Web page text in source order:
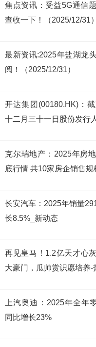
焦点资讯：受益5G通信
查收一下！（2025/12/31）
最新资讯:2025年盐湖龙
阅！（2025/12/31）
开达集团(00180.HK)：
十二月三十一日股份发行
克尔瑞地产：2025年房
底行情 共10家房企销售规
长安汽车：2025年销量
长8.5%_新动态
再见皇马！1.2亿天才心
大豪门，瓜帅赏识愿培养-
上汽奥迪：2025年全年
同比增长23%